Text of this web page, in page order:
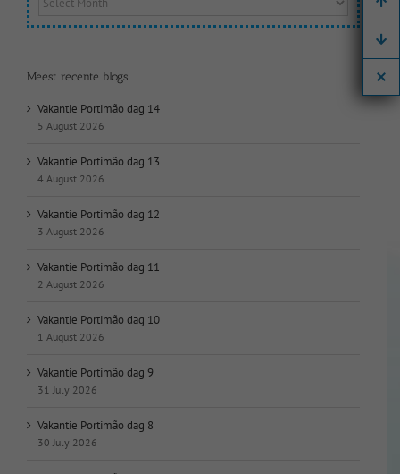
op
datum:
Meest recente blogs
Vakantie Portimão dag 14
5 August 2026
Vakantie Portimão dag 13
4 August 2026
Vakantie Portimão dag 12
3 August 2026
Vakantie Portimão dag 11
2 August 2026
Vakantie Portimão dag 10
1 August 2026
Vakantie Portimão dag 9
31 July 2026
Vakantie Portimão dag 8
30 July 2026